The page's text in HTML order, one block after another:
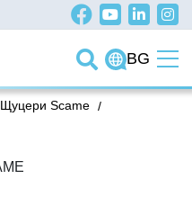
BG
/
Щуцери Scame